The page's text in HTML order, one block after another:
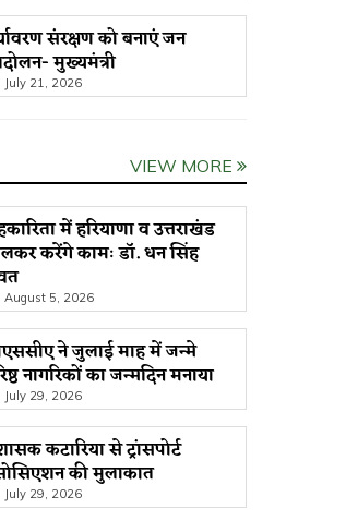
संरक्षण को बनाएं जन
मुख्यमंत्री
July 21, 2026
VIEW MORE
में हरियाणा व उत्तराखंड
करेंगे कामः डाॅ. धन सिंह
August 5, 2026
ने जुलाई माह में जन्मे
नागरिकों का जन्मदिन मनाया
July 29, 2026
कटारिया से ट्रांसपोर्ट
की मुलाकात
July 29, 2026